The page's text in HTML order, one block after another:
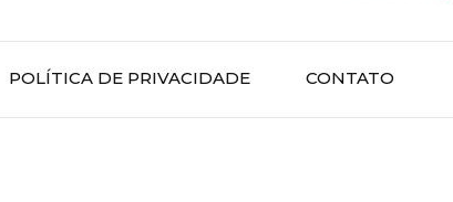
POLÍTICA DE PRIVACIDADE CONTATO